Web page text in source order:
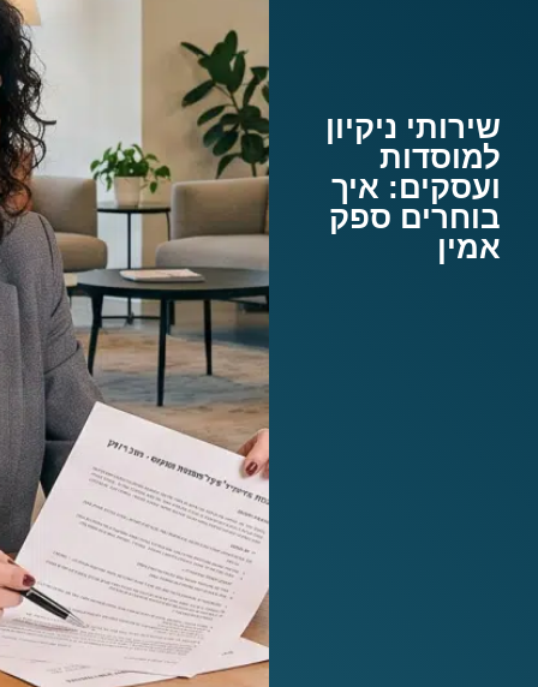
שירותי ניקיון
למוסדות
ועסקים: איך
בוחרים ספק
אמין